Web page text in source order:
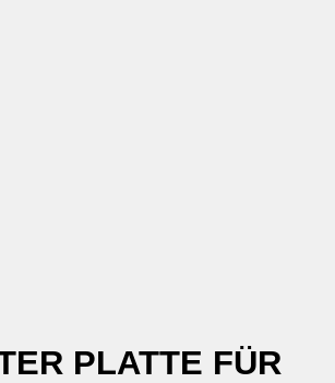
PLATTE FÜR